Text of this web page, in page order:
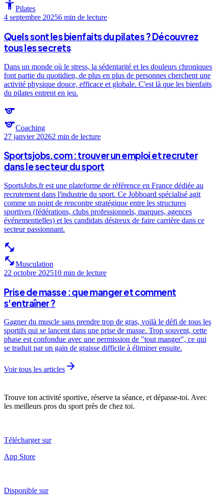
accessibility_newPilates
4 septembre 20256 min de lecture
Quels sont les bienfaits du pilates ? Découvrez
tous les secrets
Dans un monde où le stress, la sédentarité et les douleurs chroniques
font partie du quotidien, de plus en plus de personnes cherchent une
activité physique douce, efficace et globale. C'est là que les bienfaits
du pilates entrent en jeu.
sports
sportsCoaching
27 janvier 20262 min de lecture
Sportsjobs.com : trouver un emploi et recruter
dans le secteur du sport
SportsJobs.fr est une plateforme de référence en France dédiée au
recrutement dans l'industrie du sport. Ce Jobboard spécialisé agit
comme un point de rencontre stratégique entre les structures
sportives (fédérations, clubs professionnels, marques, agences
événementielles) et les candidats désireux de faire carrière dans ce
secteur passionnant.
fitness_center
fitness_centerMusculation
22 octobre 202510 min de lecture
Prise de masse : que manger et comment
s'entraîner ?
Gagner du muscle sans prendre trop de gras, voilà le défi de tous les
sportifs qui se lancent dans une prise de masse. Trop souvent, cette
phase est confondue avec une permission de "tout manger", ce qui
se traduit par un gain de graisse difficile à éliminer ensuite.
Voir tous les articles arrow_forward
Trouve ton activité sportive, réserve ta séance, et dépasse-toi. Avec
les meilleurs pros du sport près de chez toi.
Télécharger sur
App Store
Disponible sur